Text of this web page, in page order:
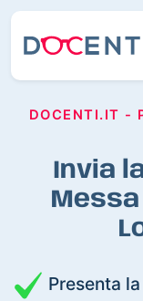
DOCENTI.IT -
Invia
Presenta